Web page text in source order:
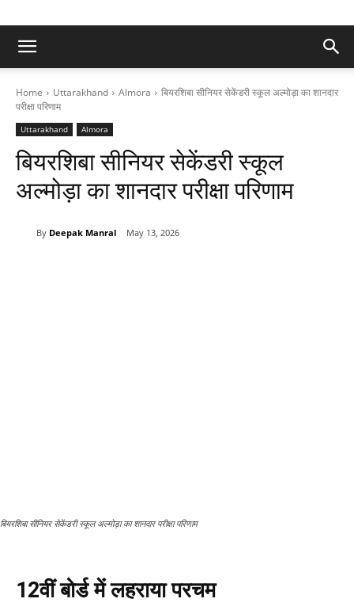
Home Uttarakhand Almora
बियरशिबा सीनियर सेकेंडरी स्कूल अल्मोड़ा का शानदार
परीक्षा परिणाम
Uttarakhand Almora
बियरशिबा सीनियर सेकेंडरी स्कूल
अल्मोड़ा का शानदार परीक्षा परिणाम
By Deepak Manral May 13, 2026
बियरशिबा सीनियर सेकेंडरी स्कूल अल्मोड़ा का शानदार परीक्षा परिणाम
12वीं बोर्ड में लहराया परचम